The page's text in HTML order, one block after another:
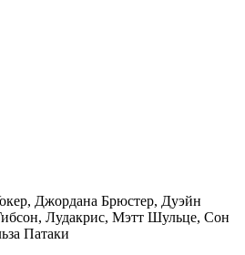
Джордана Брюстер, Дуэйн
Лудакрис, Мэтт Шульце, Сон
Патаки